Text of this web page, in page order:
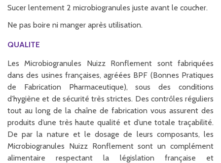
Sucer lentement 2 microbiogranules juste avant le coucher.
Ne pas boire ni manger après utilisation.
QUALITE
Les Microbiogranules Nuizz Ronflement sont fabriquées
dans des usines françaises, agréées BPF (Bonnes Pratiques
de Fabrication Pharmaceutique), sous des conditions
d’hygiène et de sécurité très strictes. Des contrôles réguliers
tout au long de la chaîne de fabrication vous assurent des
produits d’une très haute qualité et d’une totale traçabilité.
De par la nature et le dosage de leurs composants, les
Microbiogranules Nuizz Ronflement sont un complément
alimentaire respectant la législation française et